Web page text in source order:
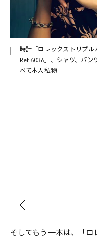
時計「ロレックス トリプ
Ref.6036」、シャツ、パン
べて本人私物
そしてもう一本は、「